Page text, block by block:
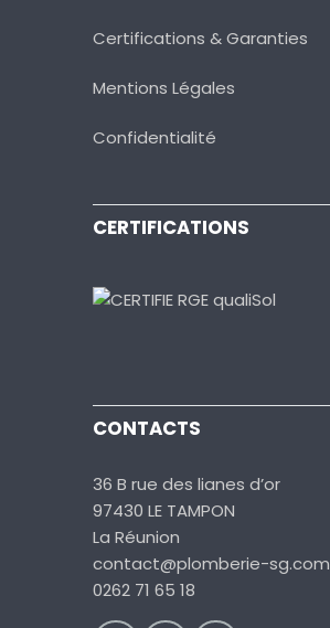
Certifications & Garanties
Mentions Légales
Confidentialité
CERTIFICATIONS
CONTACTS
36 B rue des lianes d’or
97430 LE TAMPON
La Réunion
contact@plomberie-sg.com
0262 71 65 18